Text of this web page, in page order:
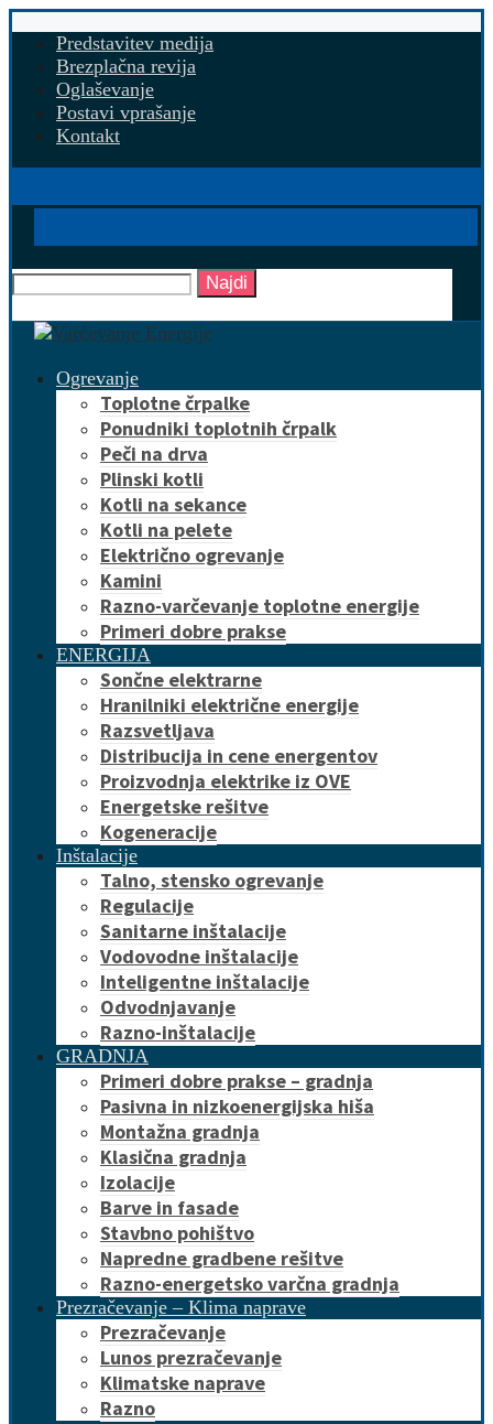
Predstavitev medija
Brezplačna revija
Oglaševanje
Postavi vprašanje
Kontakt
Najdi
Ogrevanje
Toplotne črpalke
Ponudniki toplotnih črpalk
Peči na drva
Plinski kotli
Kotli na sekance
Kotli na pelete
Električno ogrevanje
Kamini
Razno-varčevanje toplotne energije
Primeri dobre prakse
ENERGIJA
Sončne elektrarne
Hranilniki električne energije
Razsvetljava
Distribucija in cene energentov
Proizvodnja elektrike iz OVE
Energetske rešitve
Kogeneracije
Inštalacije
Talno, stensko ogrevanje
Regulacije
Sanitarne inštalacije
Vodovodne inštalacije
Inteligentne inštalacije
Odvodnjavanje
Razno-inštalacije
GRADNJA
Primeri dobre prakse – gradnja
Pasivna in nizkoenergijska hiša
Montažna gradnja
Klasična gradnja
Izolacije
Barve in fasade
Stavbno pohištvo
Napredne gradbene rešitve
Razno-energetsko varčna gradnja
Prezračevanje – Klima naprave
Prezračevanje
Lunos prezračevanje
Klimatske naprave
Razno